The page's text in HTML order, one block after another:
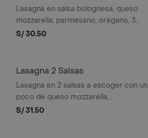
Lasagna en salsa bolognesa, queso
mozzarella, parmesano, orégano, 3
unidades de pan al ajo.
S/ 30.50
Lasagna 2 Salsas
Lasagna en 2 salsas a escoger con un
poco de queso mozzarella,
parmesano y orégano, 3 unidades de
S/ 31.50